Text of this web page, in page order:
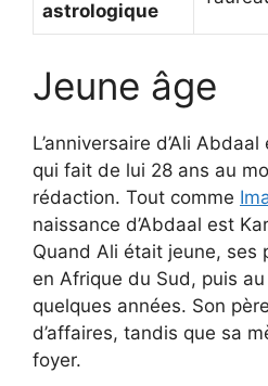
astrologique
Jeune âge
L’anniversaire d’Ali
qui fait de lui 28 ans au
rédaction. Tout comme
naissance d’Abdaal est
Quand Ali était jeune, ses
en Afrique du Sud, puis
quelques années. Son
d’affaires, tandis que sa
foyer.